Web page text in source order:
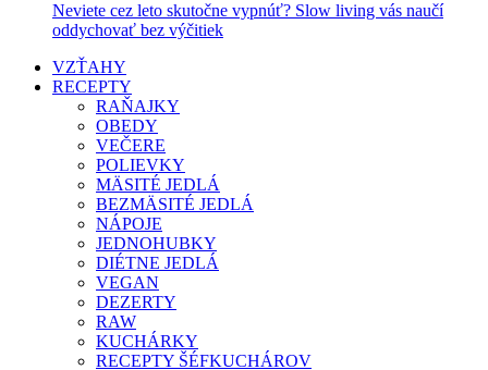
Neviete cez leto skutočne vypnúť? Slow living vás naučí
oddychovať bez výčitiek
VZŤAHY
RECEPTY
RAŇAJKY
OBEDY
VEČERE
POLIEVKY
MÄSITÉ JEDLÁ
BEZMÄSITÉ JEDLÁ
NÁPOJE
JEDNOHUBKY
DIÉTNE JEDLÁ
VEGAN
DEZERTY
RAW
KUCHÁRKY
RECEPTY ŠÉFKUCHÁROV